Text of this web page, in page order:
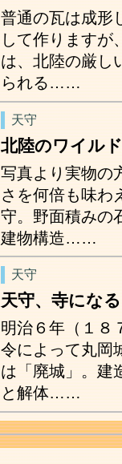
普通の瓦は成形
して作りますが
は、北陸の厳し
られる……
天守
北陸のワイル
写真より実物の
さを何倍も味わ
守。野面積みの
建物構造……
天守
天守、寺になる
明治６年（１８
令によって丸岡
は「廃城」。建
と解体……